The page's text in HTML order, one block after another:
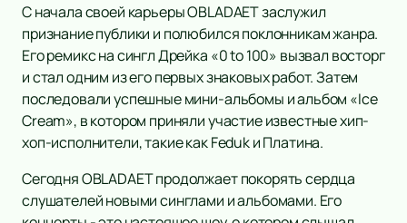
С начала своей карьеры OBLADAET заслужил
признание публики и полюбился поклонникам жанра.
Его ремикс на сингл Дрейка «0 to 100» вызвал восторг
и стал одним из его первых знаковых работ. Затем
последовали успешные мини-альбомы и альбом «Ice
Cream», в котором приняли участие известные хип-
хоп-исполнители, такие как Feduk и Платина.
Сегодня OBLADAET продолжает покорять сердца
слушателей новыми синглами и альбомами. Его